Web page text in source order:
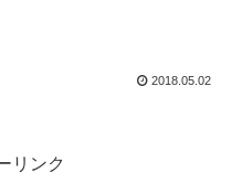
2018.05.02
リンク